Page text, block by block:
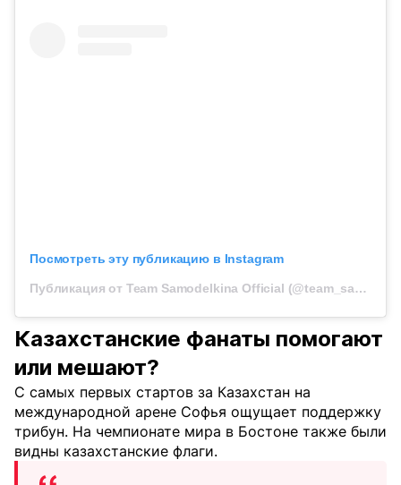
Посмотреть эту публикацию в Instagram
Публикация от Team Samodelkina Official (@team_samodelkina)
Казахстанские фанаты помогают
или мешают?
С самых первых стартов за Казахстан на
международной арене Софья ощущает поддержку
трибун. На чемпионате мира в Бостоне также были
видны казахстанские флаги.